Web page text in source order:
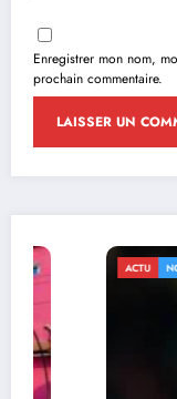
Enregistrer mon nom,
prochain commentaire.
NON CLASSÉ